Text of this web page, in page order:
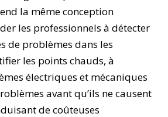
la même conception
les professionnels à détecter
de problèmes dans les
les points chauds, à
électriques et mécaniques
avant qu’ils ne causent
de coûteuses